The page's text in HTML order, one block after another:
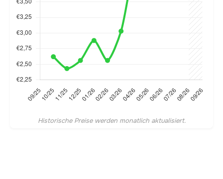
Historische Preise werden monatlich aktualisiert.